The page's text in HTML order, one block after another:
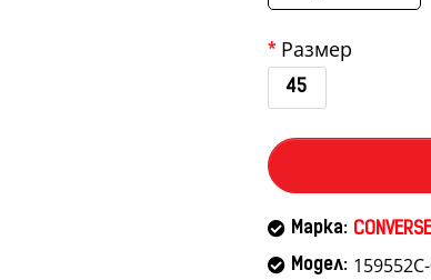
Размер
45
Марка: CONVERSE
Модел: